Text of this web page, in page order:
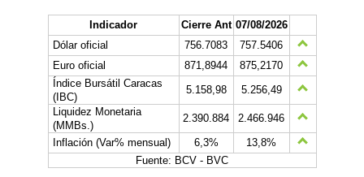
Indicador Cierre Ant 07/08/2026
Dólar oficial
756.7083
757.5406
Euro oficial
871,8944
875,2170
Índice Bursátil Caracas
(IBC)
5.158,98
5.256,49
Liquidez Monetaria
(MMBs.)
2.390.884
2.466.946
Inflación (Var% mensual)
6,3%
13,8%
Fuente: BCV - BVC